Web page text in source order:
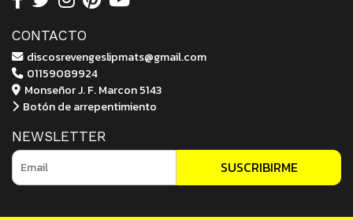
CONTACTO
discosrevengeslipmats@gmail.com
01159089924
Monseñor J. F. Marcon 5143
Botón de arrepentimiento
NEWSLETTER
SUSCRIBIRME